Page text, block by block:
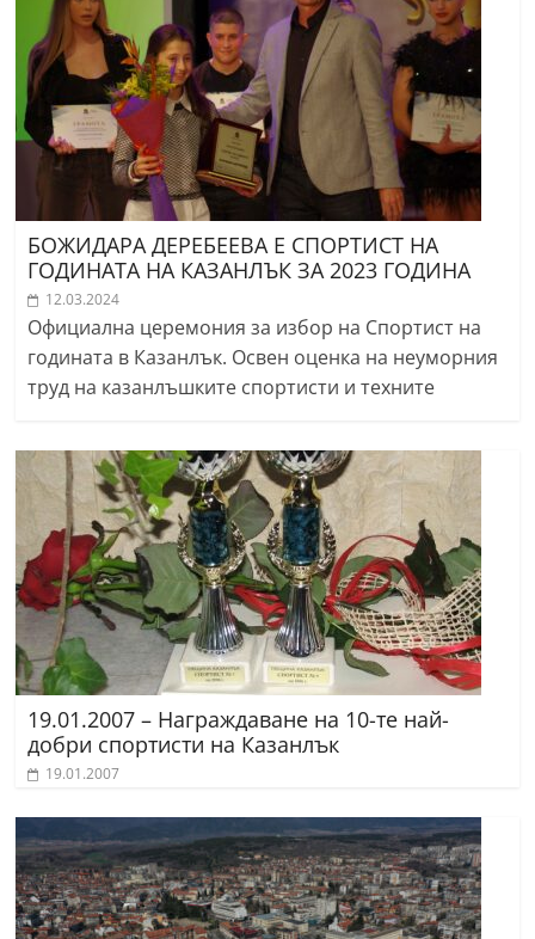
БОЖИДАРА ДЕРЕБЕЕВА Е СПОРТИСТ НА
ГОДИНАТА НА КАЗАНЛЪК ЗА 2023 ГОДИНА
12.03.2024
Официална церемония за избор на Спортист на
годината в Казанлък. Освен оценка на неуморния
труд на казанлъшките спортисти и техните
19.01.2007 – Награждаване на 10-те най-
добри спортисти на Казанлък
19.01.2007